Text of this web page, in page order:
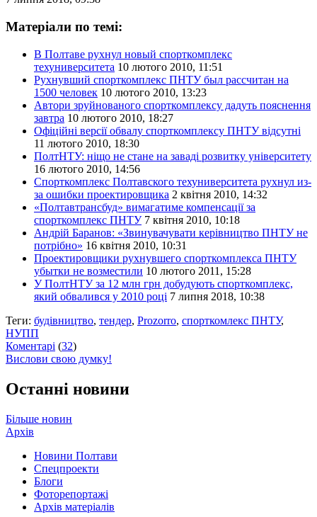
Матеріали по темі:
В Полтаве рухнул новый спорткомплекс
техуниверситета 10 лютого 2010, 11:51
Рухнувший спорткомплекс ПНТУ был рассчитан на
1500 человек 10 лютого 2010, 13:23
Автори зруйнованого спорткомплексу дадуть пояснення
завтра 10 лютого 2010, 18:27
Офіційні версії обвалу спорткомплексу ПНТУ відсутні
11 лютого 2010, 18:30
ПолтНТУ: ніщо не стане на заваді розвитку університету
16 лютого 2010, 14:56
Спорткомплекс Полтавского техуниверситета рухнул из-
за ошибки проектировщика 2 квітня 2010, 14:32
«Полтавтрансбуд» вимагатиме компенсації за
спорткомплекс ПНТУ 7 квітня 2010, 10:18
Андрій Баранов: «Звинувачувати керівництво ПНТУ не
потрібно» 16 квітня 2010, 10:31
Проектировщики рухнувшего спорткомплекса ПНТУ
убытки не возместили 10 лютого 2011, 15:28
У ПолтНТУ за 12 млн грн добудують спорткомплекс,
який обвалився у 2010 році 7 липня 2018, 10:38
Теги: будівництво, тендер, Prozorro, спорткомлекс ПНТУ,
НУПП
Коментарі (32)
Вислови свою думку!
Останні новини
Більше новин
Архів
Новини Полтави
Спецпроекти
Блоги
Фоторепортажі
Архів матеріалів